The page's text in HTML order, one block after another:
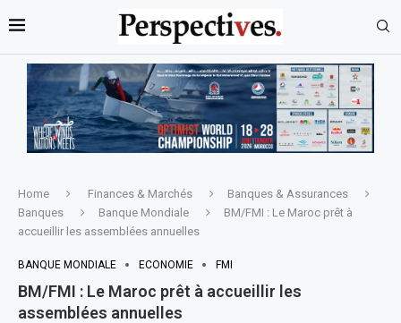
Home Finances & Marchés
Banques & Assurances
Banques
Banque Mondiale
BM/FMI : Le Maroc prêt à
accueillir les assemblées annuelles
BANQUE MONDIALE ECONOMIE FMI
BM/FMI : Le Maroc prêt à accueillir les
assemblées annuelles